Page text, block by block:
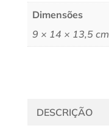
Dimensões
9 × 14 × 13,5 cm
DESCRIÇÃO